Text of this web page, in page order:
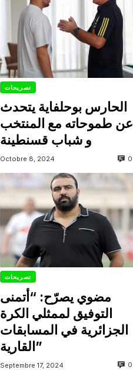
تصريحات
الحارس بوحلفاية يتحدث
عن طموحاته مع المنتخب
و شباب قسنطينة
Octobre 8, 2024 0
تصريحات
مضوي يصرّح: “أتمنى
التوفيق لممثلي الكرة
الجزائرية في المسابقات
القارية”
Septembre 17, 2024 0